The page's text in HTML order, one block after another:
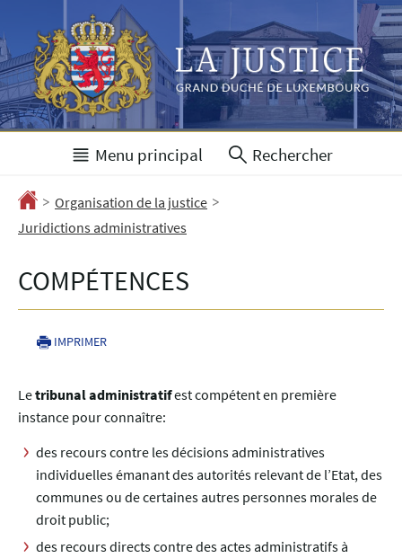
à
la
navigation
au
contenu
Menu principal Rechercher
Accueil
> Organisation de la justice >
Juridictions administratives
COMPÉTENCES
IMPRIMER
Letribunal administratifest compétent en première
instance pour connaître:
des recours contre les décisions administratives
individuelles émanant des autorités relevant de l’Etat, des
communes ou de certaines autres personnes morales de
droit public;
des recours directs contre des actes administratifs à